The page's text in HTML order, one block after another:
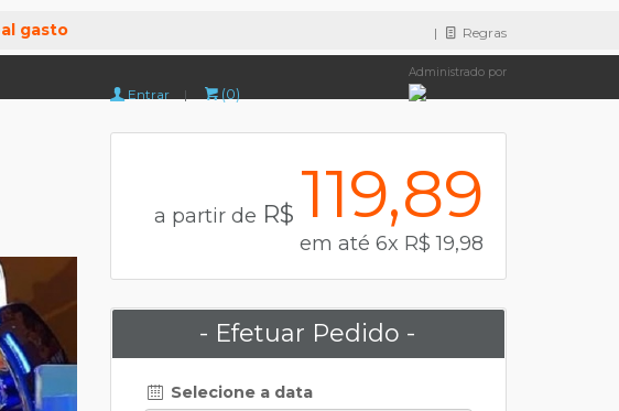
gasto | Regras
Entrar | (0)
Administrado por
a partir de R$ 119,89
em até 6x R$ 19,98
- Efetuar Pedido -
Selecione a data